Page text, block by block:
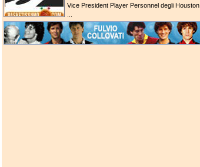
Vice President Player Personnel degli Houston